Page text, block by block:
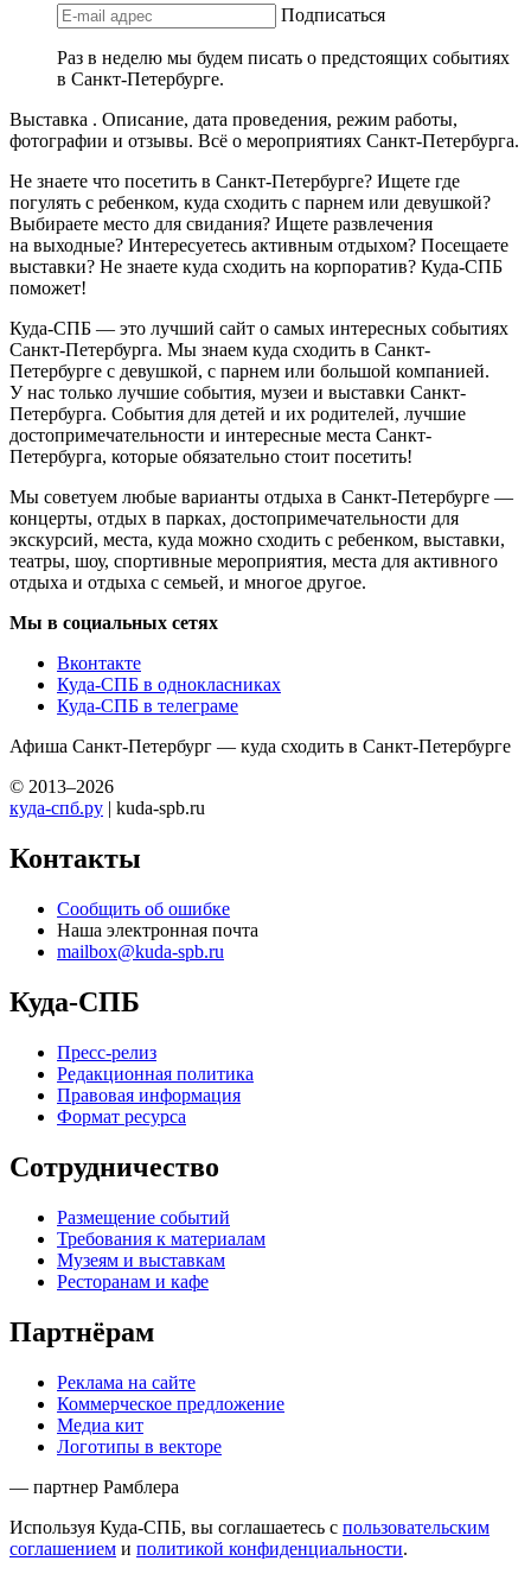
Подписаться
Раз в неделю мы будем писать о предстоящих событиях
в Санкт-Петербурге.
Выставка . Описание, дата проведения, режим работы,
фотографии и отзывы. Всё о мероприятиях Санкт-Петербурга.
Не знаете что посетить в Санкт-Петербурге? Ищете где
погулять с ребенком, куда сходить с парнем или девушкой?
Выбираете место для свидания? Ищете развлечения
на выходные? Интересуетесь активным отдыхом? Посещаете
выставки? Не знаете куда сходить на корпоратив? Куда-СПБ
поможет!
Куда-СПБ — это лучший сайт о самых интересных событиях
Санкт-Петербурга. Мы знаем куда сходить в Санкт-
Петербурге с девушкой, с парнем или большой компанией.
У нас только лучшие события, музеи и выставки Санкт-
Петербурга. События для детей и их родителей, лучшие
достопримечательности и интересные места Санкт-
Петербурга, которые обязательно стоит посетить!
Мы советуем любые варианты отдыха в Санкт-Петербурге —
концерты, отдых в парках, достопримечательности для
экскурсий, места, куда можно сходить с ребенком, выставки,
театры, шоу, спортивные мероприятия, места для активного
отдыха и отдыха с семьей, и многое другое.
Мы в социальных сетях
Вконтакте
Куда-СПБ в однокласниках
Куда-СПБ в телеграме
Афиша Санкт-Петербург — куда сходить в Санкт-Петербурге
© 2013–2026
куда-спб.ру | kuda-spb.ru
Контакты
Сообщить об ошибке
Наша электронная почта
mailbox@kuda-spb.ru
Куда-СПБ
Пресс-релиз
Редакционная политика
Правовая информация
Формат ресурса
Сотрудничество
Размещение событий
Требования к материалам
Музеям и выставкам
Ресторанам и кафе
Партнёрам
Реклама на сайте
Коммерческое предложение
Медиа кит
Логотипы в векторе
— партнер Рамблера
Используя Куда-СПБ, вы соглашаетесь с пользовательским
соглашением и политикой конфиденциальности.